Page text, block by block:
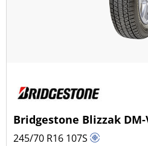
Bridgestone Blizzak DM-
245/70 R16 107S